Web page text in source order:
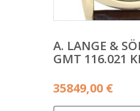
A. LANGE &
GMT 116.021
35849,00 €